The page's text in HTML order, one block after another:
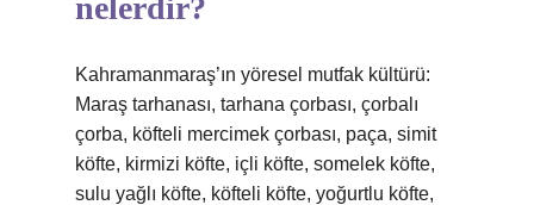
nelerdir?
Kahramanmaraş’ın yöresel mutfak kültürü:
Maraş tarhanası, tarhana çorbası, çorbalı
çorba, köfteli mercimek çorbası, paça, simit
köfte, kirmizi köfte, içli köfte, somelek köfte,
sulu yağlı köfte, köfteli köfte, yoğurtlu köfte,